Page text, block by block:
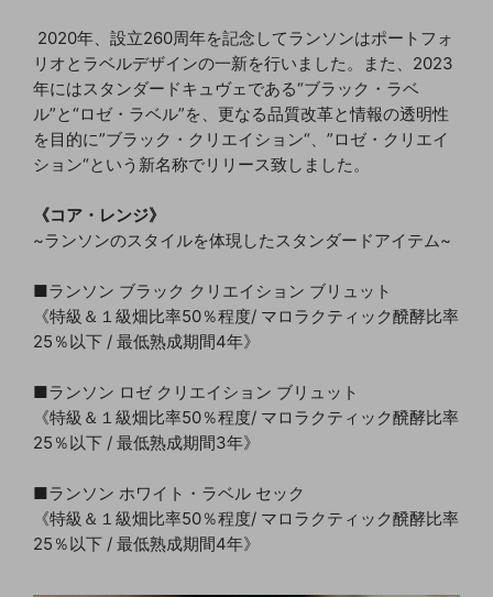
2020年、設立260周年を記念してランソンはポートフォ
リオとラベルデザインの一新を行いました。また、2023
年にはスタンダードキュヴェである“ブラック・ラベ
ル”と“ロゼ・ラベル”を、更なる品質改革と情報の透明性
を目的に”ブラック・クリエイション“、”ロゼ・クリエイ
ション“という新名称でリリース致しました。
《コア・レンジ》
~ランソンのスタイルを体現したスタンダードアイテム~
■ランソン ブラック クリエイション ブリュット
《特級＆１級畑比率50％程度/ マロラクティック醗酵比率
25％以下 / 最低熟成期間4年》
■ランソン ロゼ クリエイション ブリュット
《特級＆１級畑比率50％程度/ マロラクティック醗酵比率
25％以下 / 最低熟成期間3年》
■ランソン ホワイト・ラベル セック
《特級＆１級畑比率50％程度/ マロラクティック醗酵比率
25％以下 / 最低熟成期間4年》